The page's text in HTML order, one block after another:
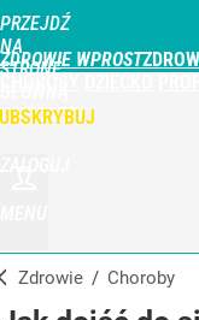
PRZEJDŹ
NA
STRONĘ
WPROST.PL
ZDROWIE WPROST
Zdrowie / Choroby